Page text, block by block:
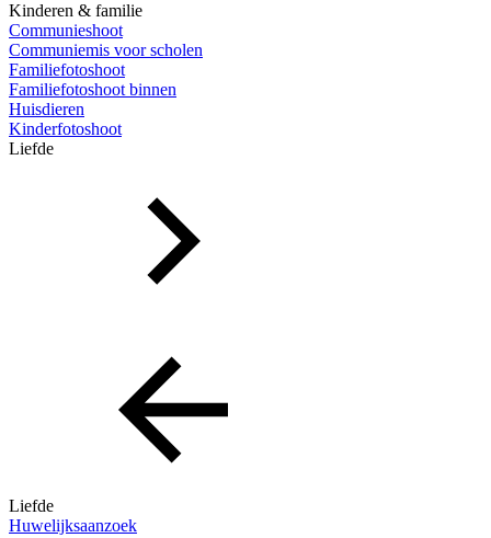
Kinderen & familie
Communieshoot
Communiemis voor scholen
Familiefotoshoot
Familiefotoshoot binnen
Huisdieren
Kinderfotoshoot
Liefde
Liefde
Huwelijksaanzoek